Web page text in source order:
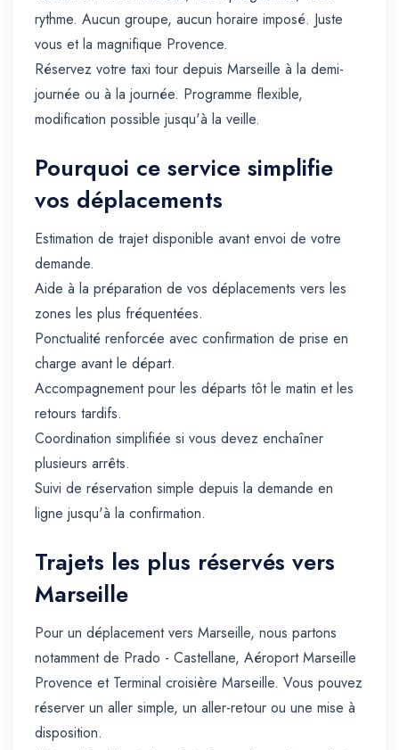
rythme. Aucun groupe, aucun horaire imposé. Juste
vous et la magnifique Provence.
Réservez votre taxi tour depuis Marseille à la demi-
journée ou à la journée. Programme flexible,
modification possible jusqu'à la veille.
Pourquoi ce service simplifie
vos déplacements
Estimation de trajet disponible avant envoi de votre
demande.
Aide à la préparation de vos déplacements vers les
zones les plus fréquentées.
Ponctualité renforcée avec confirmation de prise en
charge avant le départ.
Accompagnement pour les départs tôt le matin et les
retours tardifs.
Coordination simplifiée si vous devez enchaîner
plusieurs arrêts.
Suivi de réservation simple depuis la demande en
ligne jusqu'à la confirmation.
Trajets les plus réservés vers
Marseille
Pour un déplacement vers Marseille, nous partons
notamment de Prado - Castellane, Aéroport Marseille
Provence et Terminal croisière Marseille. Vous pouvez
réserver un aller simple, un aller-retour ou une mise à
disposition.